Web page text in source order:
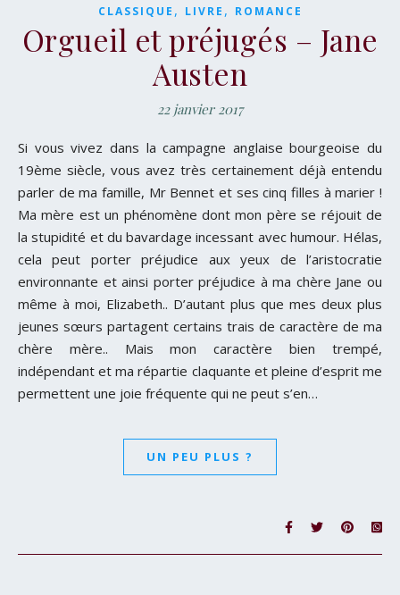
CLASSIQUE , LIVRE , ROMANCE
Orgueil et préjugés – Jane
Austen
22 janvier 2017
Si vous vivez dans la campagne anglaise bourgeoise du
19ème siècle, vous avez très certainement déjà entendu
parler de ma famille, Mr Bennet et ses cinq filles à marier !
Ma mère est un phénomène dont mon père se réjouit de
la stupidité et du bavardage incessant avec humour. Hélas,
cela peut porter préjudice aux yeux de l’aristocratie
environnante et ainsi porter préjudice à ma chère Jane ou
même à moi, Elizabeth.. D’autant plus que mes deux plus
jeunes sœurs partagent certains trais de caractère de ma
chère mère.. Mais mon caractère bien trempé,
indépendant et ma répartie claquante et pleine d’esprit me
permettent une joie fréquente qui ne peut s’en…
UN PEU PLUS ?